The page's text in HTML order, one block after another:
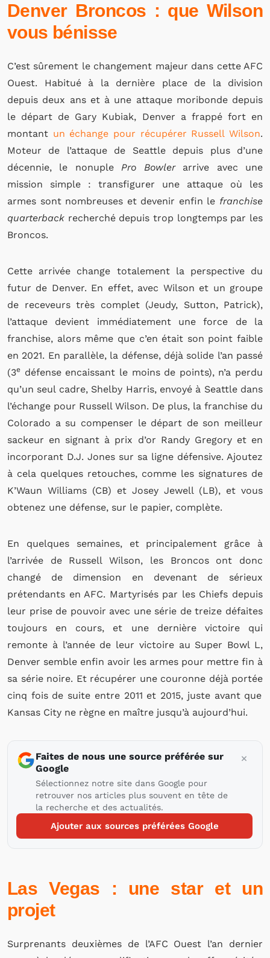
Denver Broncos : que Wilson
vous bénisse
C’est sûrement le changement majeur dans cette AFC
Ouest. Habitué à la dernière place de la division
depuis deux ans et à une attaque moribonde depuis
le départ de Gary Kubiak, Denver a frappé fort en
montant un échange pour récupérer Russell Wilson.
Moteur de l’attaque de Seattle depuis plus d’une
décennie, le nonuple Pro Bowlerarrive avec une
mission simple : transfigurer une attaque où les
armes sont nombreuses et devenir enfin le franchise
quarterback recherché depuis trop longtemps par les
Broncos.
Cette arrivée change totalement la perspective du
futur de Denver. En effet, avec Wilson et un groupe
de receveurs très complet (Jeudy, Sutton, Patrick),
l’attaque devient immédiatement une force de la
franchise, alors même que c’en était son point faible
en 2021. En parallèle, la défense, déjà solide l’an passé
(3e défense encaissant le moins de points), n’a perdu
qu’un seul cadre, Shelby Harris, envoyé à Seattle dans
l’échange pour Russell Wilson. De plus, la franchise du
Colorado a su compenser le départ de son meilleur
sackeur en signant à prix d’or Randy Gregory et en
incorporant D.J. Jones sur sa ligne défensive. Ajoutez
à cela quelques retouches, comme les signatures de
K’Waun Williams (CB) et Josey Jewell (LB), et vous
obtenez une défense, sur le papier, complète.
En quelques semaines, et principalement grâce à
l’arrivée de Russell Wilson, les Broncos ont donc
changé de dimension en devenant de sérieux
prétendants en AFC. Martyrisés par les Chiefs depuis
leur prise de pouvoir avec une série de treize défaites
toujours en cours, et une dernière victoire qui
remonte à l’année de leur victoire au Super Bowl L,
Denver semble enfin avoir les armes pour mettre fin à
sa série noire. Et récupérer une couronne déjà portée
cinq fois de suite entre 2011 et 2015, juste avant que
Kansas City ne règne en maître jusqu’à aujourd’hui.
Faites de nous une source préférée sur
Google
Sélectionnez notre site dans Google pour
retrouver nos articles plus souvent en tête de
la recherche et des actualités.
Ajouter aux sources préférées Google
Las Vegas : une star et un
projet
Surprenants deuxièmes de l’AFC Ouest l’an dernier